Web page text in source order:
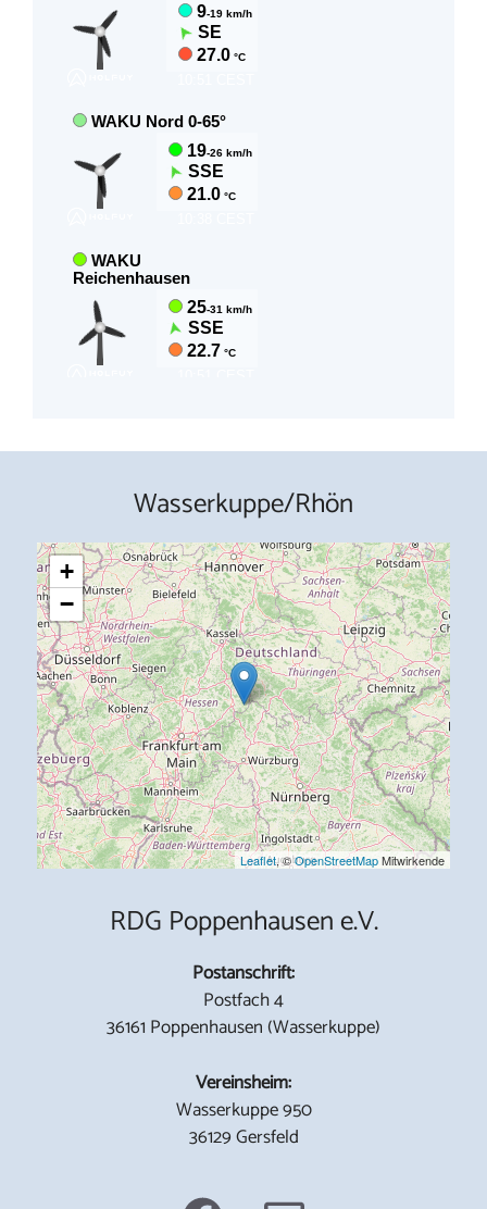
Wasserkuppe/Rhön
+
−
Leaflet, ©OpenStreetMapMitwirkende
RDG Poppenhausen e.V.
Postanschrift:
Postfach 4
36161 Poppenhausen (Wasserkuppe)
Vereinsheim:
Wasserkuppe 950
36129 Gersfeld